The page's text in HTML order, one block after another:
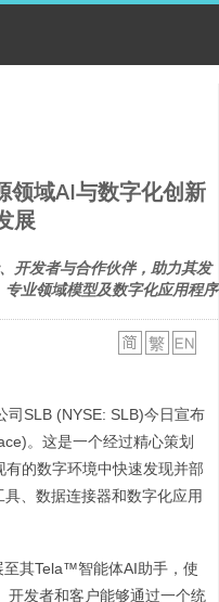
领域AI与数字化创新
展
开发者与合作伙伴，助力其发
业领域模型及数字化应用程序
SLB (NYSE: SLB)今日宣布
。这是一个经过精心策划
的数字环境中快速发现并部
、数据连接器和数字化应用
至其Tela™智能体AI助手，使
开发者和客户能够通过一个统